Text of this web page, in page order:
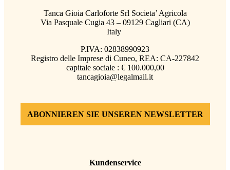
Tanca Gioia Carloforte Srl Societa’ Agricola
Via Pasquale Cugia 43 – 09129 Cagliari (CA)
Italy
P.IVA: 02838990923
Registro delle Imprese di Cuneo, REA: CA-227842
capitale sociale : € 100.000,00
tancagioia@legalmail.it
ABONNIEREN SIE UNSEREN NEWSLETTER
Kundenservice